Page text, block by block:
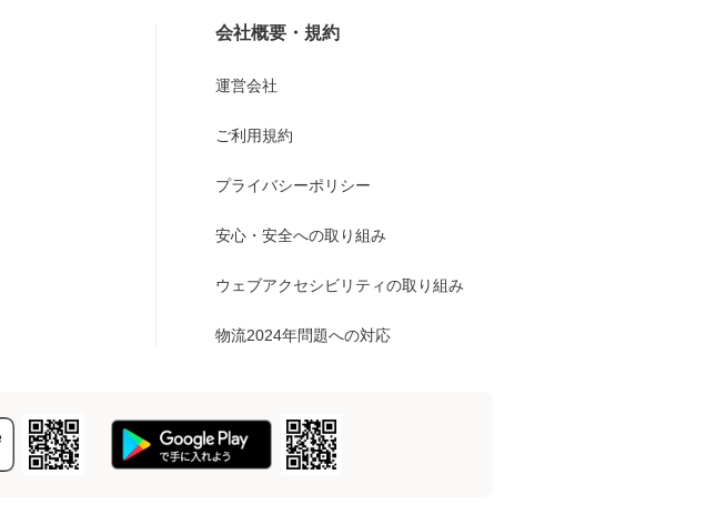
会社概要・規約
運営会社
ご利用規約
プライバシーポリシー
安心・安全への取り組み
ウェブアクセシビリティの取り組み
物流2024年問題への対応